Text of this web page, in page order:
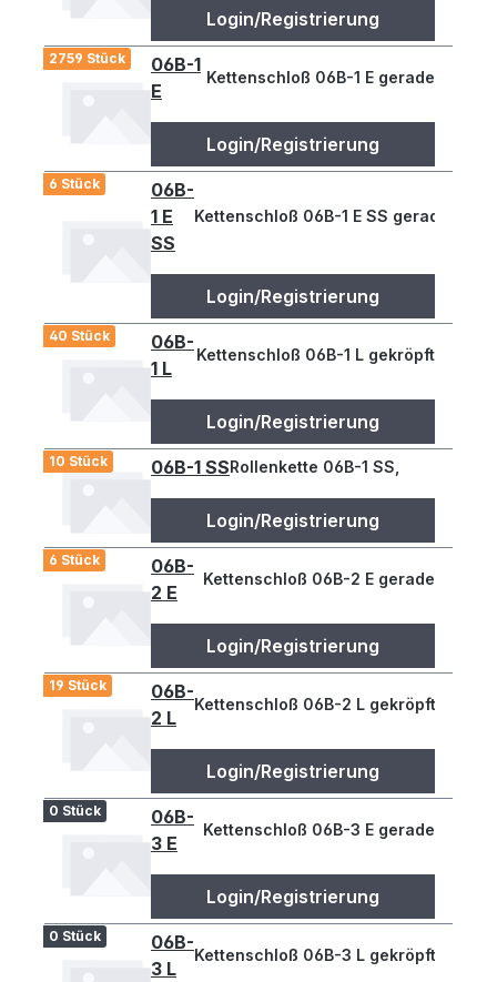
Login/Registrierung
2759 Stück
06B-1
E
Kettenschloß 06B-1 E gerade
Login/Registrierung
6 Stück
06B-
1 E
SS
Kettenschloß 06B-1 E SS gerade
Login/Registrierung
40 Stück
06B-
1 L
Kettenschloß 06B-1 L gekröpft
Login/Registrierung
10 Stück 06B-1 SSRollenkette 06B-1 SS,
Login/Registrierung
6 Stück
06B-
2 E
Kettenschloß 06B-2 E gerade
Login/Registrierung
19 Stück
06B-
2 L
Kettenschloß 06B-2 L gekröpft
Login/Registrierung
0 Stück
06B-
3 E
Kettenschloß 06B-3 E gerade
Login/Registrierung
0 Stück
06B-
3 L
Kettenschloß 06B-3 L gekröpft